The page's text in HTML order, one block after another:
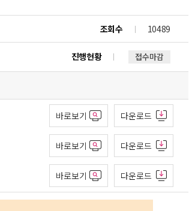
조회수 10489
진행현황 접수마감
바로보기 다운로드
바로보기 다운로드
바로보기 다운로드